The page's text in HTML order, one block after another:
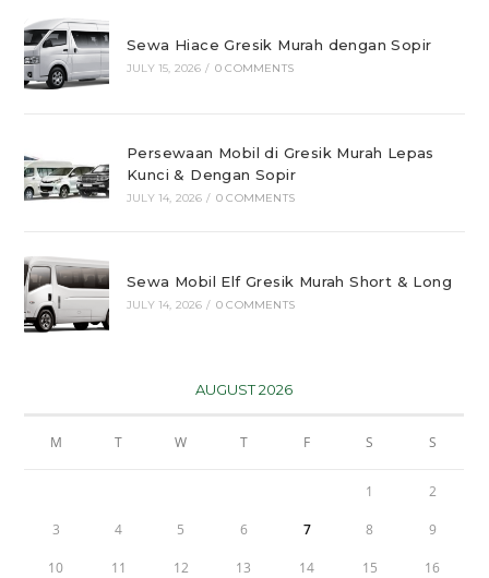
Sewa Hiace Gresik Murah dengan Sopir
JULY 15, 2026 / 0 COMMENTS
Persewaan Mobil di Gresik Murah Lepas
Kunci & Dengan Sopir
JULY 14, 2026 / 0 COMMENTS
Sewa Mobil Elf Gresik Murah Short & Long
JULY 14, 2026 / 0 COMMENTS
AUGUST 2026
M T W T F S S
1 2
3 4 5 6 7 8 9
10 11 12 13 14 15 16